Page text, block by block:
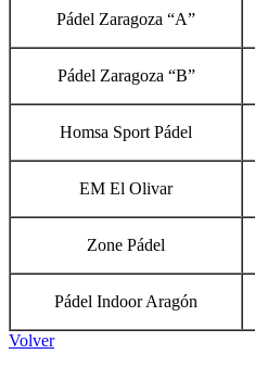
Pádel Zaragoza “A”
Pádel Zaragoza “B”
Homsa Sport Pádel
EM El Olivar
Zone Pádel
Pádel Indoor Aragón
Volver